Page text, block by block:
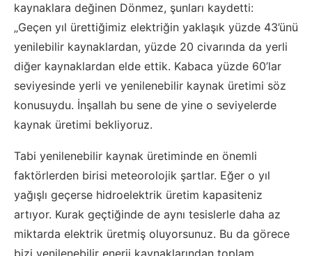
kaynaklara değinen Dönmez, şunları kaydetti:
„Geçen yıl ürettiğimiz elektriğin yaklaşık yüzde 43’ünü
yenilebilir kaynaklardan, yüzde 20 civarında da yerli
diğer kaynaklardan elde ettik. Kabaca yüzde 60’lar
seviyesinde yerli ve yenilenebilir kaynak üretimi söz
konusuydu. İnşallah bu sene de yine o seviyelerde
kaynak üretimi bekliyoruz.
Tabi yenilenebilir kaynak üretiminde en önemli
faktörlerden birisi meteorolojik şartlar. Eğer o yıl
yağışlı geçerse hidroelektrik üretim kapasiteniz
artıyor. Kurak geçtiğinde de aynı tesislerle daha az
miktarda elektrik üretmiş oluyorsunuz. Bu da görece
bizi yenilenebilir enerji kaynaklarından toplam